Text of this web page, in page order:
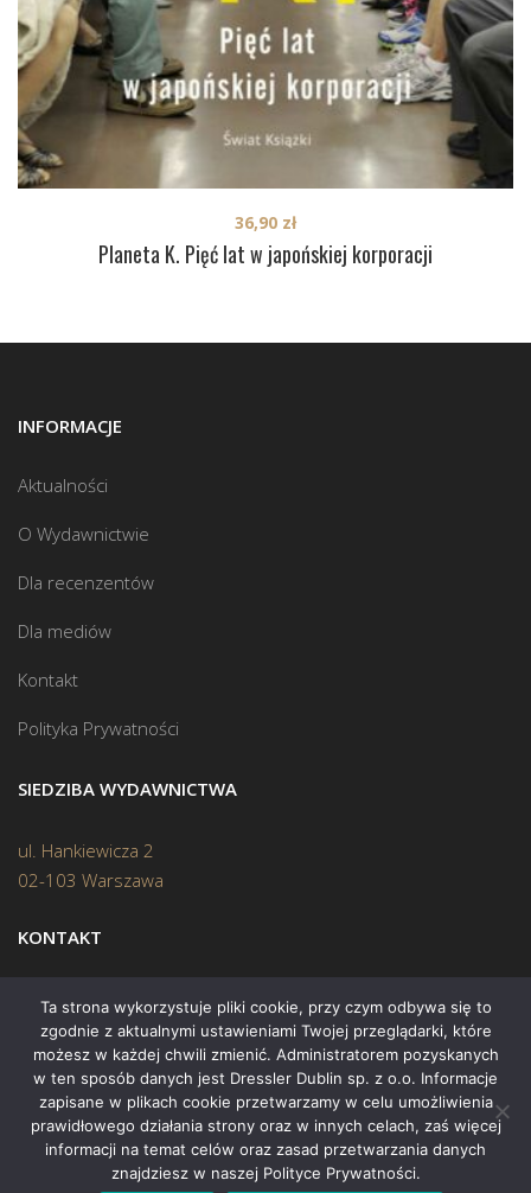
Planeta K. Pięć lat w japońskiej korporacji
36,90 zł
INFORMACJE
Aktualności
O Wydawnictwie
Dla recenzentów
Dla mediów
Kontakt
Polityka Prywatności
SIEDZIBA WYDAWNICTWA
ul. Hankiewicza 2
02-103 Warszawa
KONTAKT
Biuro: (22) 45 70 402
Mail:biuro@swiatksiazki.pl
Copyright © 2015 Świat Książki. Wszelkie prawa zastrzeżone
Ta strona wykorzystuje pliki cookie, przy czym odbywa się to
zgodnie z aktualnymi ustawieniami Twojej przeglądarki, które
możesz w każdej chwili zmienić. Administratorem pozyskanych
w ten sposób danych jest Dressler Dublin sp. z o.o. Informacje
zapisane w plikach cookie przetwarzamy w celu umożliwienia
prawidłowego działania strony oraz w innych celach, zaś więcej
informacji na temat celów oraz zasad przetwarzania danych
znajdziesz w naszej Polityce Prywatności.